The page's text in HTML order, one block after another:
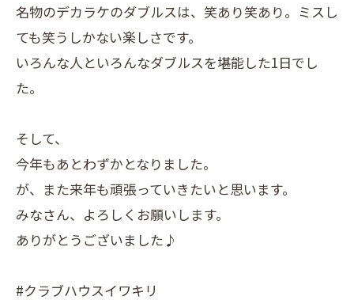
名物のデカラケのダブルスは、笑あり笑あり。ミスし
ても笑うしかない楽しさです。
いろんな人といろんなダブルスを堪能した1日でし
た。
そして、
今年もあとわずかとなりました。
が、また来年も頑張っていきたいと思います。
みなさん、よろしくお願いします。
ありがとうございました♪
#クラブハウスイワキリ